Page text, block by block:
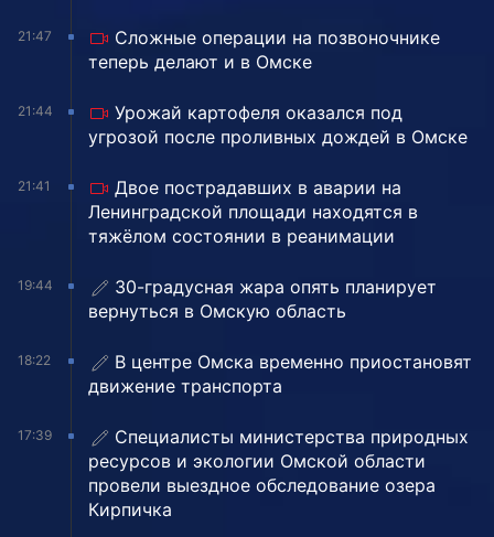
21:47
Сложные операции на позвоночнике
теперь делают и в Омске
21:44
Урожай картофеля оказался под
угрозой после проливных дождей в Омске
21:41
Двое пострадавших в аварии на
Ленинградской площади находятся в
тяжёлом состоянии в реанимации
19:44
30-градусная жара опять планирует
вернуться в Омскую область
18:22
В центре Омска временно приостановят
движение транспорта
17:39
Специалисты министерства природных
ресурсов и экологии Омской области
провели выездное обследование озера
Кирпичка